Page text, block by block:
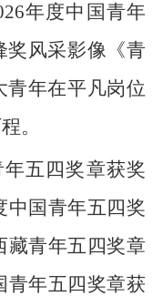
年度中国青年
奖风采影像《青
青年在平凡岗位
。
五四奖章获奖
中国青年五四奖
藏青年五四奖章
青年五四奖章获